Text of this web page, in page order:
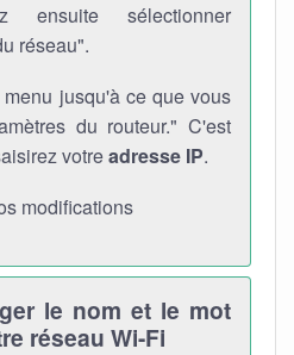
ensuite sélectionner
réseau".
jusqu'à ce que vous
du routeur." C'est
votreadresse IP.
modifications
le nom et le mot
réseau Wi-Fi